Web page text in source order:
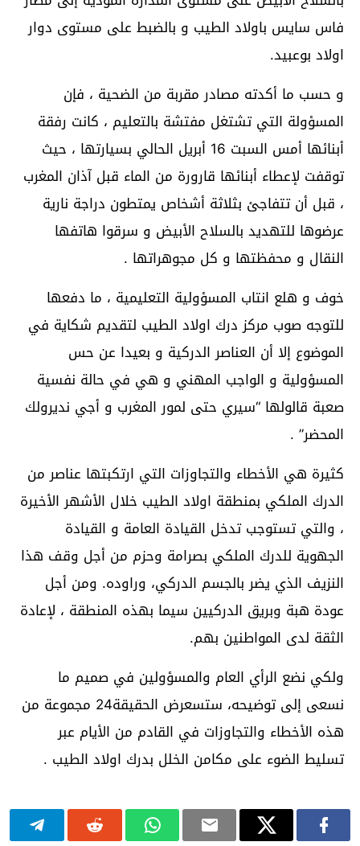
فاس سايس باولاد الطيب و بالضبط على مستوى دوار
اولاد بوعبيد.
و حسب ما أكدته مصادر مقربة من الضحية ، فإن
المسؤولة التي تشتغل مفتشة بالتعليم ، كانت رفقة
أبنائها أمس السبت 16 أبريل الحالي بسيارتها ، حيث
توقفت لإعطاء أبنائها قارورة من الماء قبل آذان المغرب
، قبل أن تتفاجئ بثلاثة أشخاص يمتطون دراجة نارية
عرضوها للتهديد بالسلاح الأبيض و سرقوا هاتفها
النقال و محفظتها و كل مجوهراتها .
خوف و هلع انتاب المسؤولية التعليمية ، ما دفعها
للتوجه صوب مركز درك اولاد الطيب لتقديم شكاية في
الموضوع إلا أن العناصر الدركية و بعيدا عن حس
المسؤولية و الواجب المهني و هي في حالة نفسية
صعبة قالولها “سيري حتى لمور المغرب و أجي نديرولك
المحضر” .
كثيرة هي الأخطاء والتجاوزات التي ارتكبتها عناصر من
الدرك الملكي بمنطقة اولاد الطيب خلال الأشهر الأخيرة
، والتي تستوجب تدخل القيادة العامة و القيادة
الجهوية للدرك الملكي بصرامة وحزم من أجل وقف هذا
النزيف الذي يضر بالجسم الدركي، وراوده. ومن أجل
عودة هبة وبريق الدركيين سيما بهذه المنطقة ، لإعادة
الثقة لدى المواطنين بهم.
ولكي نضع الرأي العام والمسؤولين في صميم ما
نسعى إلى توضيحه، ستسعرض الحقيقة24 مجموعة من
هذه الأخطاء والتجاوزات في القادم من الأيام عبر
تسليط الضوء على مكامن الخلل بدرك اولاد الطيب .